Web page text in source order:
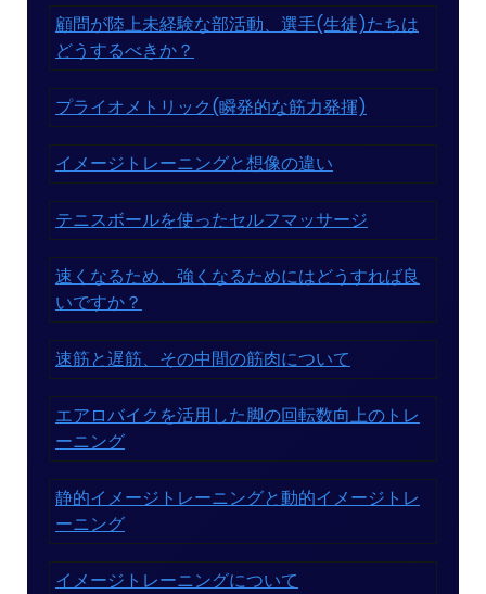
顧問が陸上未経験な部活動、選手(生徒)たちは
どうするべきか？
プライオメトリック(瞬発的な筋力発揮)
イメージトレーニングと想像の違い
テニスボールを使ったセルフマッサージ
速くなるため、強くなるためにはどうすれば良
いですか？
速筋と遅筋、その中間の筋肉について
エアロバイクを活用した脚の回転数向上のトレ
ーニング
静的イメージトレーニングと動的イメージトレ
ーニング
イメージトレーニングについて